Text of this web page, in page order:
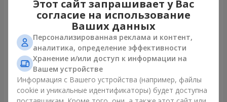
Букет "Киото" из 5 белых
хризантем
999 грн
Заказать
Букет "Времена года"
Заказать
Этот сайт запрашивает у Вас
согласие на использование
Ваших данных
Персонализированная реклама и контент,
аналитика, определение эффективности
Хранение и/или доступ к информации на
Вашем устройстве
Информация с Вашего устройства (например, файлы
cookie и уникальные идентификаторы) будет доступна